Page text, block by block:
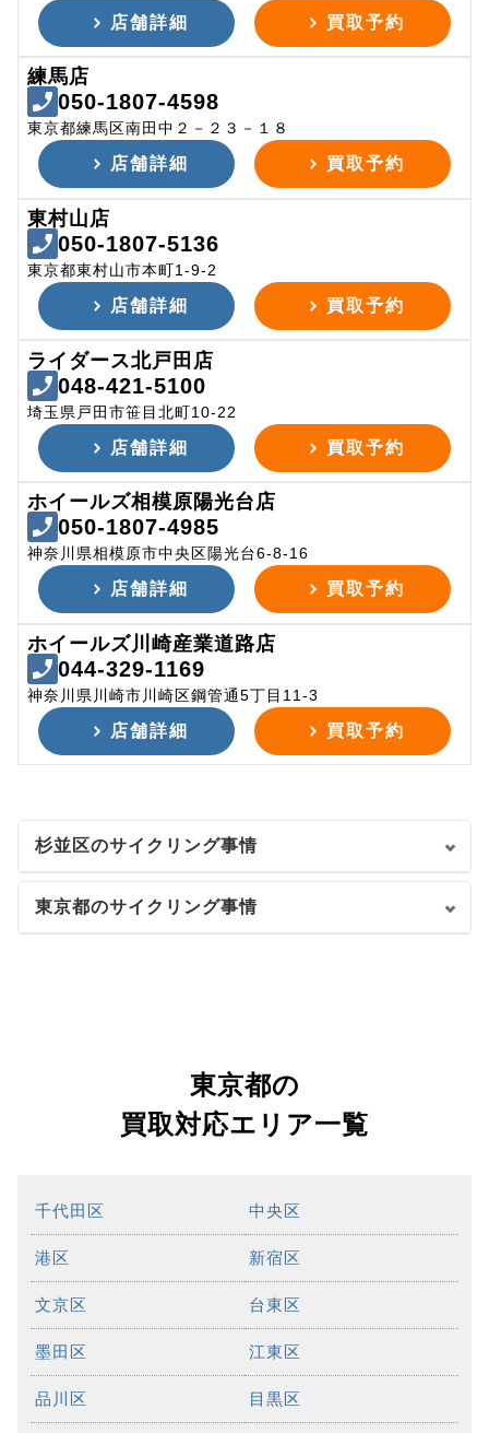
店舗詳細 買取予約
練馬店
050-1807-4598
東京都練馬区南田中２－２３－１８
店舗詳細 買取予約
東村山店
050-1807-5136
東京都東村山市本町1-9-2
店舗詳細 買取予約
ライダース北戸田店
048-421-5100
埼玉県戸田市笹目北町10-22
店舗詳細 買取予約
ホイールズ相模原陽光台店
050-1807-4985
神奈川県相模原市中央区陽光台6-8-16
店舗詳細 買取予約
ホイールズ川崎産業道路店
044-329-1169
神奈川県川崎市川崎区鋼管通5丁目11-3
店舗詳細 買取予約
杉並区のサイクリング事情
東京都のサイクリング事情
東京都の
買取対応エリア一覧
千代田区 中央区
港区 新宿区
文京区 台東区
墨田区 江東区
品川区 目黒区